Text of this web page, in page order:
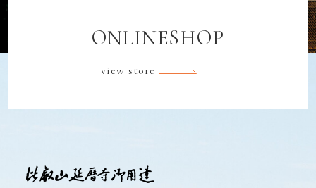
ONLINESHOP
view store